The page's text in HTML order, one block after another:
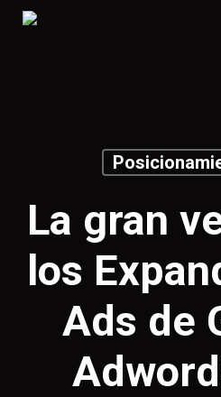
Skip
La gran
los
Ads de